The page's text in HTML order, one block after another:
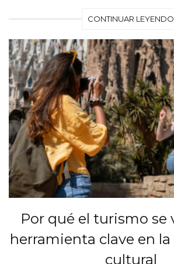
CONTINUAR LEYENDO
Por qué el turismo se
herramienta clave en
cultural